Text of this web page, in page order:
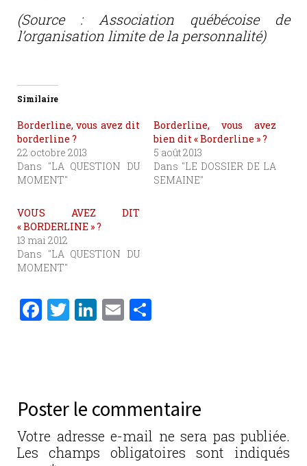
(Source : Association québécoise de
l’organisation limite de la personnalité)
Similaire
Borderline, vous avez dit
borderline ?
22 octobre 2013
Dans "LA QUESTION DU
MOMENT"
Borderline, vous avez
bien dit « Borderline » ?
5 août 2013
Dans "LE DOSSIER DE LA
SEMAINE"
VOUS AVEZ DIT
« BORDERLINE » ?
13 mai 2012
Dans "LA QUESTION DU
MOMENT"
F
b
o
o
T
r
Li
n
E
er
Poster le commentaire
Votre adresse e-mail ne sera pas publiée.
Les champs obligatoires sont indiqués